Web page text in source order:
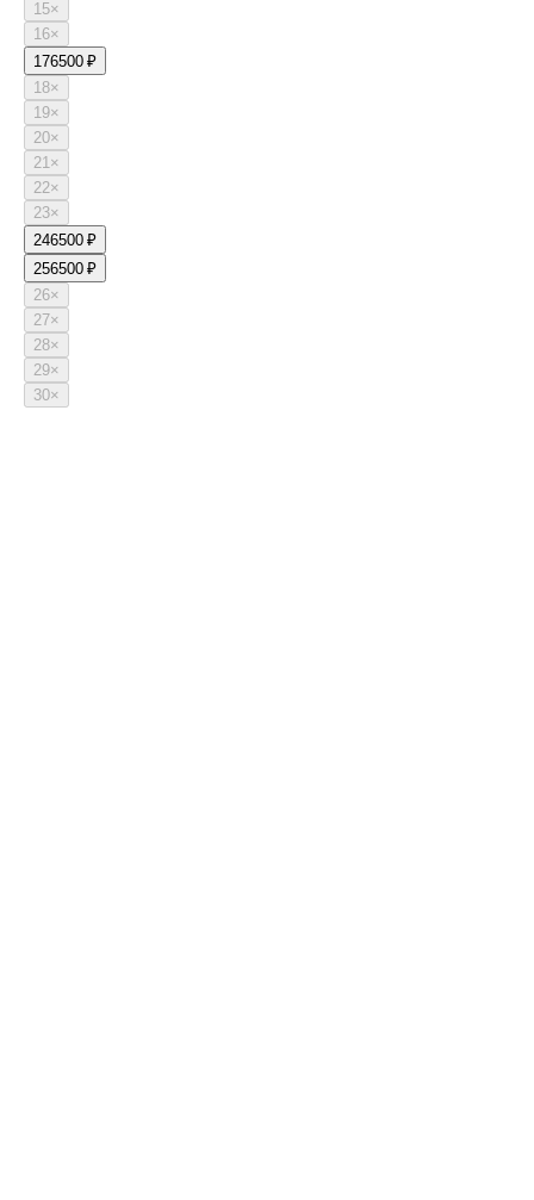
15×
16×
176500 ₽
18×
19×
20×
21×
22×
23×
246500 ₽
256500 ₽
26×
27×
28×
29×
30×